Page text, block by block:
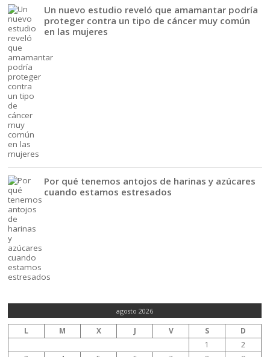
Un nuevo estudio reveló que amamantar podría
proteger contra un tipo de cáncer muy común
en las mujeres
Por qué tenemos antojos de harinas y azúcares
cuando estamos estresados
agosto 2026
L M X J V S
D
1
2